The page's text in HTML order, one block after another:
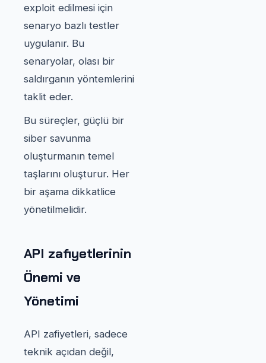
exploit edilmesi için
senaryo bazlı testler
uygulanır. Bu
senaryolar, olası bir
saldırganın yöntemlerini
taklit eder.
Bu süreçler, güçlü bir
siber savunma
oluşturmanın temel
taşlarını oluşturur. Her
bir aşama dikkatlice
yönetilmelidir.
API zafiyetlerinin
Önemi ve
Yönetimi
API zafiyetleri, sadece
teknik açıdan değil,